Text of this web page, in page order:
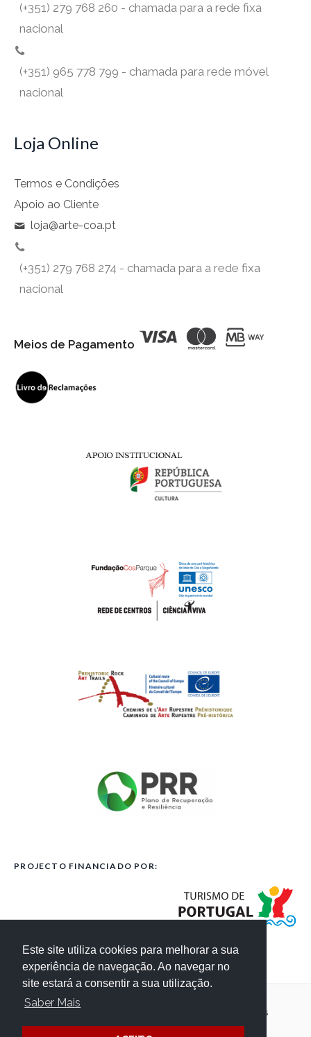
Este site utiliza cookies para melhorar a sua
experiência de navegação. Ao navegar no
site estará a consentir a sua utilização.
Saber Mais
(+351) 279 768 260 - chamada para a rede fixa
nacional
(+351) 965 778 799 - chamada para rede móvel
nacional
Loja Online
Termos e Condições
Apoio ao Cliente
loja@arte-coa.pt
(+351) 279 768 274 - chamada para a rede fixa
nacional
Meios de Pagamento
PROJECTO FINANCIADO POR:
Código de Conduta
Termos e Condições